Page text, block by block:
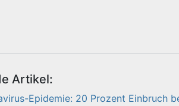
Artikel:
Epidemie: 20 Prozent Einbruch